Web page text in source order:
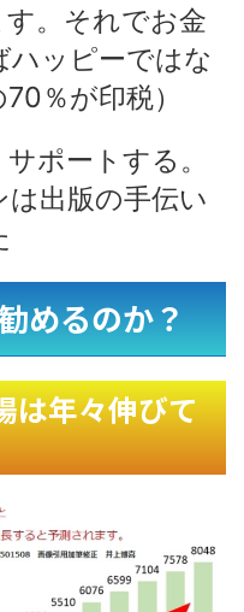
。それでお金
ッピーではな
％が印税）
ポートする。
出版の手伝い
めるのか？
年々伸びて